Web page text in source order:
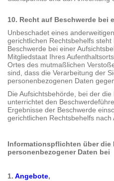
10. Recht auf Beschwerde bei
Unbeschadet eines
gerichtlichen Rechtsbehelfs
Beschwerde bei einer
Mitgliedstaat Ihres
Ortes des mutmaßlichen
sind, dass die Verarbeitung der
personenbezogenen Daten
Die Aufsichtsbehörde, bei der
unterrichtet den
Ergebnisse der Beschwerde
gerichtlichen Rechtsbehelfs nach
Informationspflichten über die
personenbezogener Daten bei
1. Angebote,